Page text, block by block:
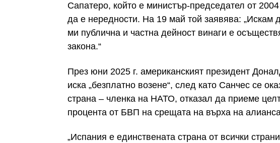
Сапатеро, който е министър-председател от
да е нередности. На 19 май той заявява: „Искам
ми публична и частна дейност винаги е
закона.“
През юни 2025 г. американският президент
иска „безплатно возене“, след като Санчес се
страна – членка на НАТО, отказал да приеме
процента от БВП на срещата на върха на
„Испания е единствената страна от всички